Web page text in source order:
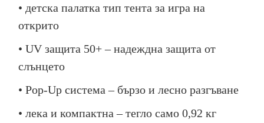
• детска палатка тип тента за игра на
открито
• UV защита 50+ – надеждна защита от
слънцето
• Pop-Up система – бързо и лесно разгъване
• лека и компактна – тегло само 0,92 кг